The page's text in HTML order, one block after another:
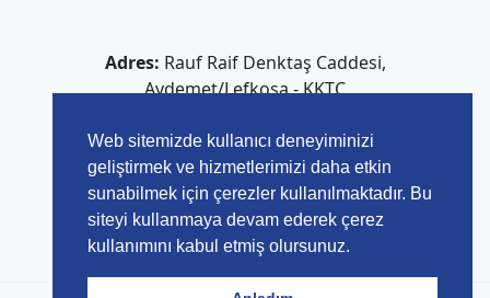
Adres: Rauf Raif Denktaş Caddesi,
Aydemet/Lefkoşa - KKTC
Web sitemizde kullanıcı deneyiminizi
geliştirmek ve hizmetlerimizi daha etkin
sunabilmek için çerezler kullanılmaktadır. Bu
siteyi kullanmaya devam ederek çerez
kullanımını kabul etmiş olursunuz.